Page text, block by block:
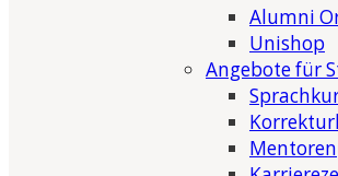
Alumni
Unishop
Angebote für